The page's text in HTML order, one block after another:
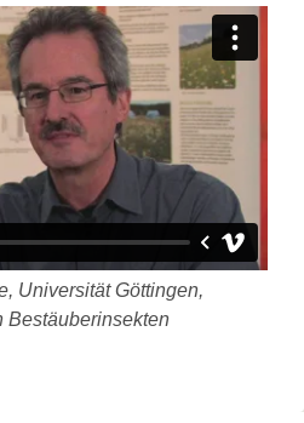
Universität Göttingen,
Bestäuberinsekten